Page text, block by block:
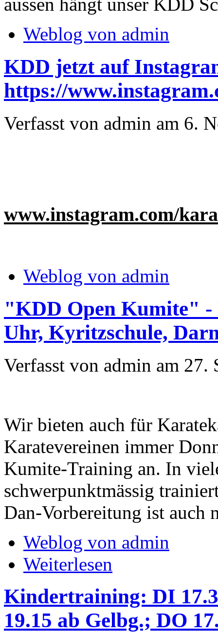
aussen hängt unser KDD
Weblog von admin
KDD jetzt auf
https://
Verfasst von admin am 6.
www.instagram.com/
Weblog von admin
"KDD Open Kumite" -
Uhr, Kyritzschule,
Verfasst von admin am 27.
Wir bieten auch für
Karatevereinen immer
Kumite-Training an. In
schwerpunktmässig
Dan-Vorbereitung ist auch
Weblog von admin
Weiterlesen
Kindertraining: DI
19.15 ab Gelbg.; DO